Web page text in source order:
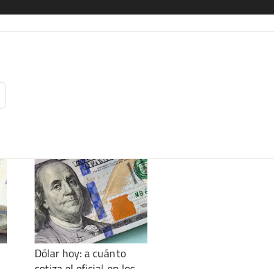
Dólar hoy: a cuánto